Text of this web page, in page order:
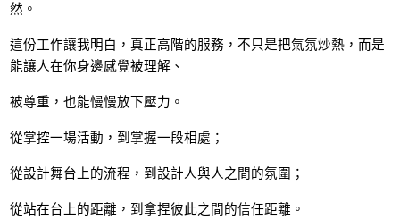
然。
這份工作讓我明白，真正高階的服務，不只是把氣氛炒熱，而是
能讓人在你身邊感覺被理解、
被尊重，也能慢慢放下壓力。
從掌控一場活動，到掌握一段相處；
從設計舞台上的流程，到設計人與人之間的氛圍；
從站在台上的距離，到拿捏彼此之間的信任距離。